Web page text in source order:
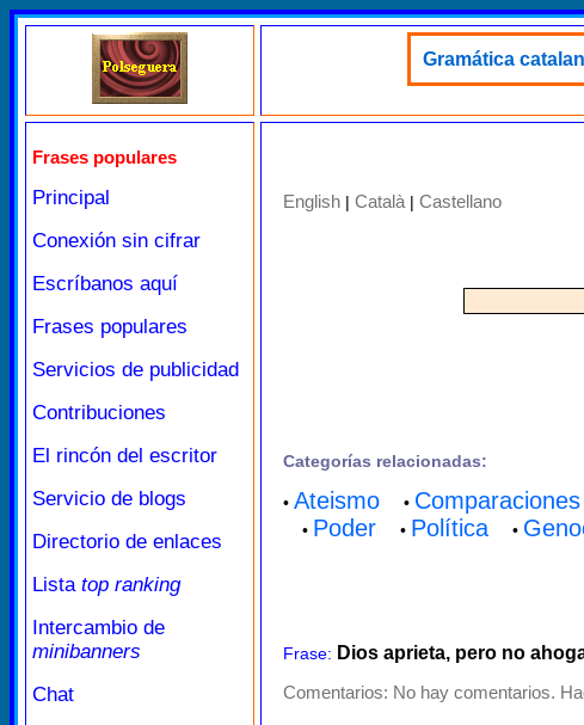
Gramática
Frases populares
Principal
Conexión sin cifrar
Escríbanos aquí
Frases populares
Servicios de publicidad
Contribuciones
El rincón del escritor
Servicio de blogs
Directorio de enlaces
Lista top ranking
Intercambio de
minibanners
Chat
English | Català| Castellano
Categorías relacionadas:
• Ateismo • Comparaciones
• Poder • Política•
Frase: Dios aprieta, pero no
Comentarios: No hay comentarios.